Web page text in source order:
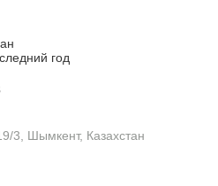
год
3, Шымкент, Казахстан